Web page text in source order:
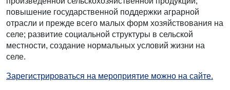
повышение государственной поддержки аграрной
отрасли и прежде всего малых форм хозяйствования на
селе; развитие социальной структуры в сельской
местности, создание нормальных условий жизни на
селе.
Зарегистрироваться на мероприятие можно на сайте.